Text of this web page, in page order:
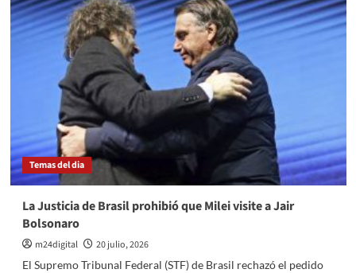
un
feriado
nacional
para
recibir
a
la
Selección
subcampeona
Temas del dia
La Justicia de Brasil prohibió que Milei visite a Jair
Bolsonaro
m24digital
20 julio, 2026
El Supremo Tribunal Federal (STF) de Brasil rechazó el pedido